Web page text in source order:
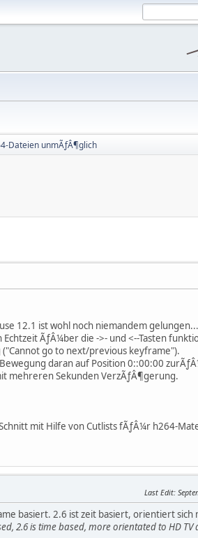
Dateien unmÃƒÂ¶glich
12.1 ist wohl noch niemandem gelungen...
ÃƒÂ¼ber die ->- und <--Tasten
go to next/previous keyframe").
daran auf Position 0::00:00
mehreren Sekunden VerzÃƒÂ¶gerung.
mit Hilfe von Cutlists fÃƒÂ¼r h264-
Last Edit:
basiert. 2.6 ist zeit basiert, orientiert sich
2.6 is time based, more orientated to HD TV